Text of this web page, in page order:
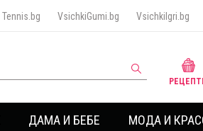
Tennis.bg VsichkiGumi.bg VsichkiIgri.bg
ДАМА И БЕБЕ МОДА И